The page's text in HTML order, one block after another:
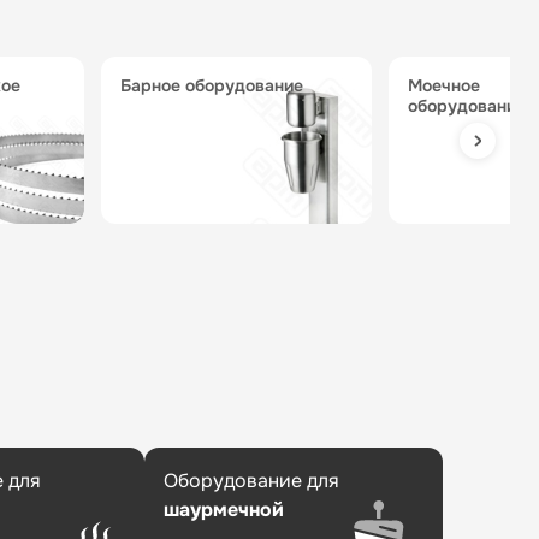
барное оборудование
моечное
оборудование
для
Оборудование для
шаурмечной